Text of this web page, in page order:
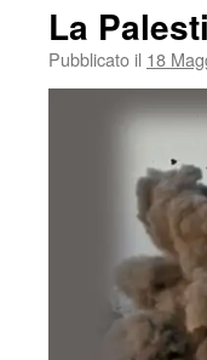
La
Pubblicato il 18